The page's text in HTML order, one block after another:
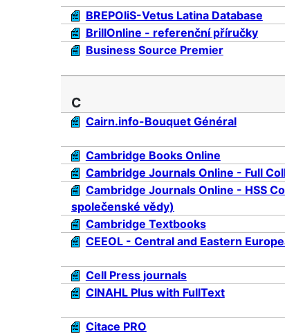
BREPOliS-Vetus Latina Database
BrillOnline - referenční příručky
Business Source Premier
C
Cairn.info-Bouquet Général
Cambridge Books Online
Cambridge Journals Online - Full
Cambridge Journals Online - HSS
společenské vědy)
Cambridge Textbooks
CEEOL - Central and Eastern
Cell Press journals
CINAHL Plus with FullText
Citace PRO